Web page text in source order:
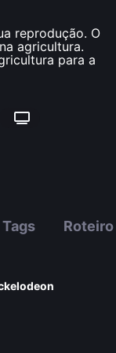
reprodução. O
agricultura.
para a
Tags Roteiro